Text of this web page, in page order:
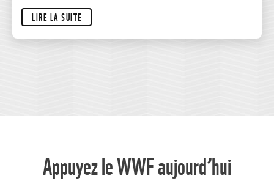
LIRE LA SUITE
Appuyez le WWF aujourd’hui